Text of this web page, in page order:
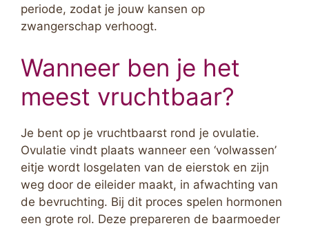
periode, zodat je jouw kansen op
zwangerschap verhoogt.
Wanneer ben je het
meest vruchtbaar?
Je bent op je vruchtbaarst rond je ovulatie.
Ovulatie vindt plaats wanneer een ‘volwassen’
eitje wordt losgelaten van de eierstok en zijn
weg door de eileider maakt, in afwachting van
de bevruchting. Bij dit proces spelen hormonen
een grote rol. Deze prepareren de baarmoeder